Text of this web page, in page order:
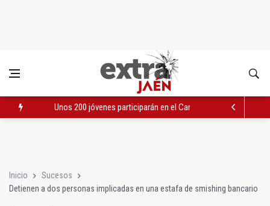
Unos 200 jóvenes participarán en el Campus Experience del
Inicio
Sucesos
Detienen a dos personas implicadas en una estafa de smishing bancario